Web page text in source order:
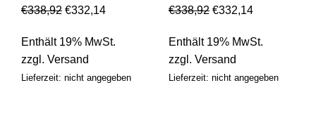
€338,92 €332,14
Enthält 19% MwSt.
zzgl. Versand
Lieferzeit: nicht angegeben
€338,92 €332,14
Enthält 19% MwSt.
zzgl. Versand
Lieferzeit: nicht angegeben